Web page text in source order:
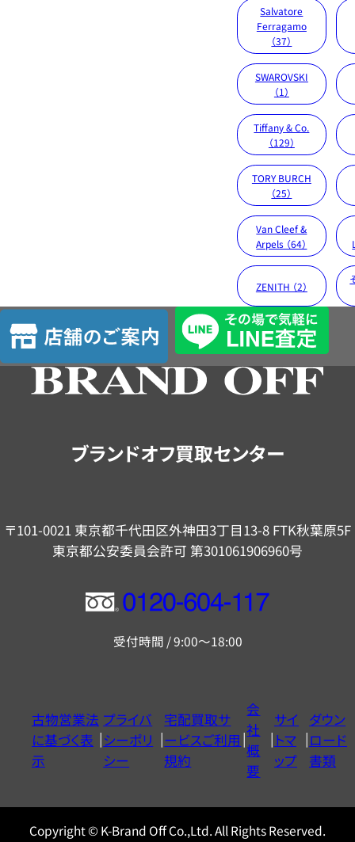
Salvatore
Ferragamo
（37）
SWAROVSKI
（1）
Tiffany & Co.
（129）
TORY BURCH
（25）
Van Cleef &
Arpels （64）
ZENITH （2）
店
舗
の
ブランドオフ買取センター
〒101-0021 東京都千代田区外神田3丁目13-8 FTK秋葉原5F
東京都公安委員会許可 第301061906960号
フ
ー
ヤ
ル
0120604117
受付時間 / 9:00～18:00
古物営業法
に基づく表
示
プライバ
シーポリ
シー
宅配買取サ
ービスご利用
規約
会
社
概
要
サイ
トマ
ップ
ダウン
ロード
書類
Copyright © K-Brand Off Co.,Ltd. All Rights Reserved.